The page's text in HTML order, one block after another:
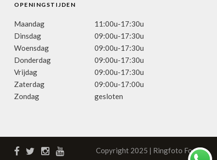
OPENINGSTIJDEN
Maandag
11:00u-17:30u
Dinsdag
09:00u-17:30u
Woensdag
09:00u-17:30u
Donderdag
09:00u-17:30u
Vrijdag
09:00u-17:30u
Zaterdag
09:00u-17:00u
Zondag
gesloten
Copyright 2025 | Ringfoto Focus